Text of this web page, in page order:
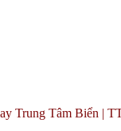
Trung Tâm Biển |